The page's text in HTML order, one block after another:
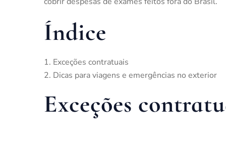
Índice
Exceções contratuais
Dicas para viagens e emergências no exterior
Exceções